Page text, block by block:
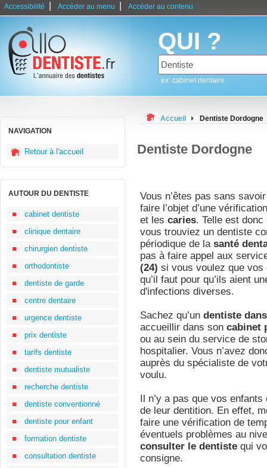
Accessibilité Accéder au menu Accéder au contenu
QUI ?
ex: cabinet dentaire
NAVIGATION
Retour à l'accueil
AUTOUR DU DENTISTE
cabinet dentiste
clinique dentaire
chirurgien dentiste
orthodontiste
dentiste de garde
centre dentaire
urgence dentiste
prix dentiste
tarifs dentiste
dentiste mutualiste
recherche dentiste
dentiste conventionné
dentiste pour enfant
formation dentiste
consultation dentiste
Accueil Dentiste Dordogne
Dentiste Dordogne
Vous n’êtes pas sans
faire l’objet d’une
et les caries. Telle est
vous trouviez un dentiste
périodique de la santé
pas à faire appel aux
(24) si vous voulez que vos
qu’il faut pour qu’ils aient
d'infections diverses.
Sachez qu’un dentiste
accueillir dans son cabinet
ou au sein du service de
hospitalier. Vous n’avez
auprès du spécialiste de
voulu.
Il n’y a pas que vos
de leur dentition. En effet,
faire une vérification de
éventuels problèmes au
consulter le dentiste qui
consigne.